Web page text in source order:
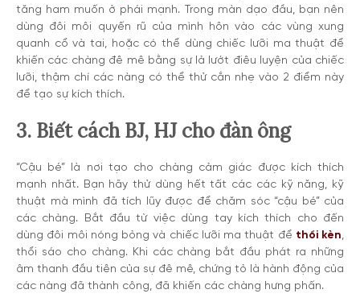
tăng ham muốn ở phái mạnh. Trong màn dạo đầu, bạn nên
dùng đôi môi quyến rũ của mình hôn vào các vùng xung
quanh cổ và tai, hoặc có thể dùng chiếc lưỡi ma thuật để
khiến các chàng đê mê bằng sự lả lướt điêu luyện của chiếc
lưỡi, thậm chí các nàng có thể thử cắn nhẹ vào 2 điểm này
để tạo sự kích thích.
3. Biết cách BJ, HJ cho đàn ông
“Cậu bé” là nơi tạo cho chàng cảm giác được kích thích
mạnh nhất. Bạn hãy thử dùng hết tất các các kỹ năng, kỹ
thuật mà mình đã tích lũy được để chăm sóc “cậu bé” của
các chàng. Bắt đầu từ việc dùng tay kích thích cho đến
dùng đôi môi nóng bỏng và chiếc lưỡi ma thuật để thổi kèn,
thổi sáo cho chàng. Khi các chàng bắt đầu phát ra những
âm thanh đầu tiên của sự đê mê, chứng tỏ là hành động của
các nàng đã thành công, đã khiến các chàng hưng phấn.